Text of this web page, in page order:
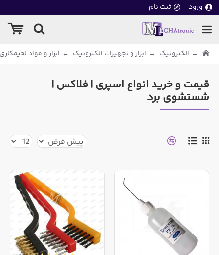
ورود ثبت نام
الکترونیک ابزار و تجهیزات الکترونیک ابزار و مواد لحیمکاری
قیمت و خرید انواع اسپری | فلاکس |
شستشوی برد